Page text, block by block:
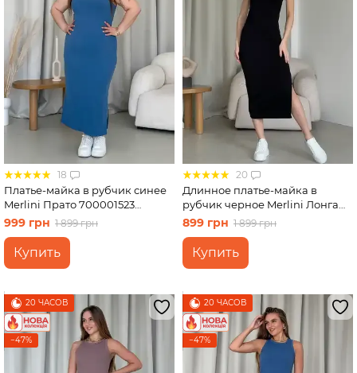
18
Платье-майка в рубчик синее
Merlini Прато 700001523
размер 2XL-3XL
999 грн 1 899 грн
Купить
20
Длинное платье-майка в
рубчик черное Merlini Лонга
700000101 размер 46-48 (L-XL)
899 грн 1 899 грн
Купить
20 ЧАСОВ
−47%
20 ЧАСОВ
−47%